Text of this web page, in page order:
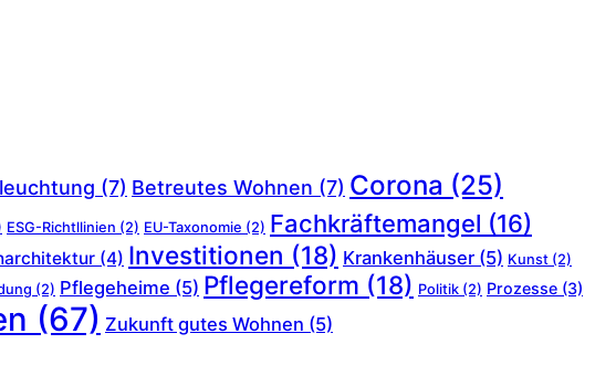
(7) Betreutes Wohnen (7) Corona (25)
ESG-Richtllinien (2) EU-Taxonomie (2) Fachkräftemangel (16)
(4) Investitionen (18) Krankenhäuser (5) Kunst (2)
(2) Pflegeheime (5) Pflegereform (18) Politik (2) Prozesse (3)
(67) Zukunft gutes Wohnen (5)